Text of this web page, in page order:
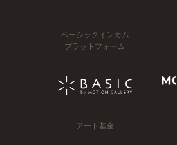
ベーシックインカム
プラットフォーム
アート基金